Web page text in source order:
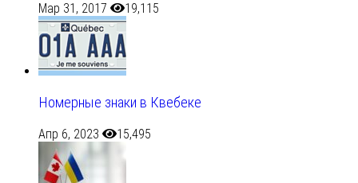
Мар 31, 2017 19,115
Номерные знаки в Квебеке
Апр 6, 2023 15,495